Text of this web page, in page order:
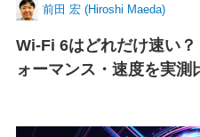
前田 宏 (Hiroshi Maeda)
Wi-Fi 6はどれだけ速い
ォーマンス・速度を実測